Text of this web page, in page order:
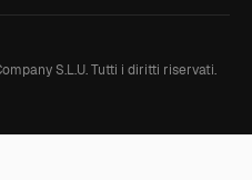
S.L.U. Tutti i diritti riservati.